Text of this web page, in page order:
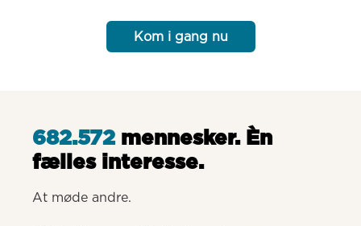
Kom i gang nu
682.572 mennesker. Èn
fælles interesse.
At møde andre.